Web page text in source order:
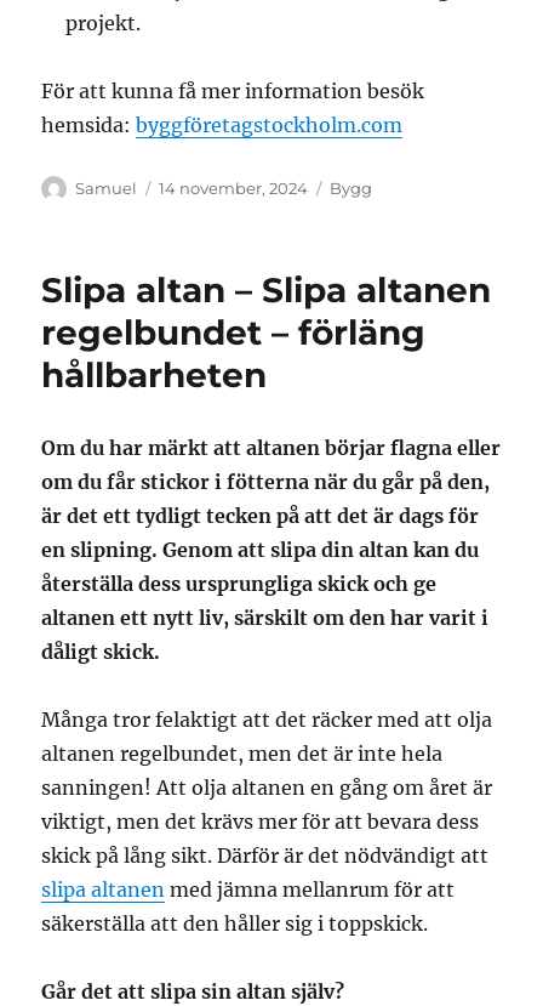
projekt.
För att kunna få mer information besök
hemsida:byggföretagstockholm.com
Författare
Samuel
Publicerat
14 november, 2024 Kategorier
Bygg
Slipa altan – Slipa altanen
regelbundet – förläng
hållbarheten
Om du har märkt att altanen börjar flagna eller
om du får stickor i fötterna när du går på den,
är det ett tydligt tecken på att det är dags för
en slipning. Genom att slipa din altan kan du
återställa dess ursprungliga skick och ge
altanen ett nytt liv, särskilt om den har varit i
dåligt skick.
Många tror felaktigt att det räcker med att olja
altanen regelbundet, men det är inte hela
sanningen! Att olja altanen en gång om året är
viktigt, men det krävs mer för att bevara dess
skick på lång sikt. Därför är det nödvändigt att
slipa altanen med jämna mellanrum för att
säkerställa att den håller sig i toppskick.
Går det att slipa sin altan själv?